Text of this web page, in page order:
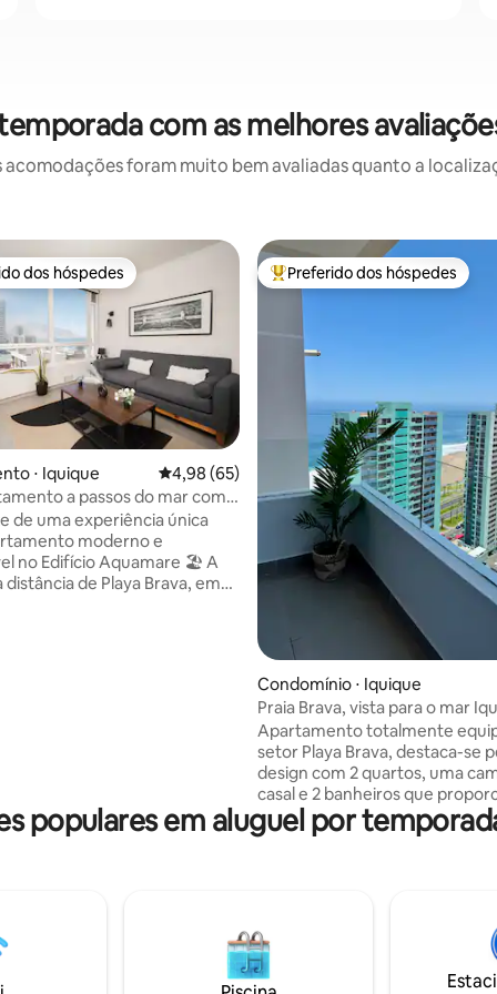
com as melhores
acomodações foram muito bem avaliadas quanto a
de 5, 16 avaliações
preferidos dos hóspedes
dos hóspedes
⋅ Iquique 4,98 de uma avaliação média de 5, 65
4,98 (65)
a passos do mar com
de uma experiência única
moderno e
Edifício Aquamare 🏖 A
de Playa Brava, em
Entre os melhores preferidos
Preferido dos hóspedes
Condomínio ⋅ Iquique
Praia Brava, vista para o mar
2B, Full
Apartamento totalmente
setor Playa Brava, destaca-se
design com 2 quartos, uma
casal e 2 banheiros que
maior privacidade, ideal para
amigos ou família. Oferece
permite acesso a pé à praia,
e lojas, supermercados e
conforto, funcionalidade e
conectividade a poucos
populares em aluguel por